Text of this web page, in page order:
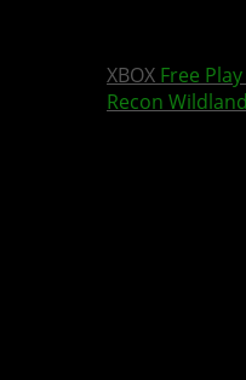
XBOX Free
Recon